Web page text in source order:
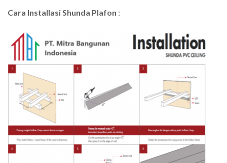
Cara Installasi Shunda Plafon :